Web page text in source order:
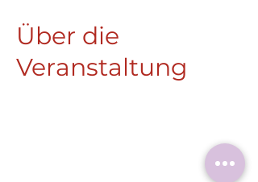
Über die
Veranstaltung